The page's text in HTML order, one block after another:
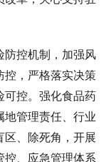
防控机制，加强风
控，严格落实决策
可控。强化食品药
地管理责任、行业
区、除死角，开展
控、应急管理体系